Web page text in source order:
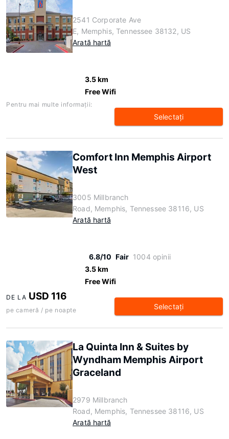
2541 Corporate Ave
E, Memphis, Tennessee 38132, US
Arată hartă
3.5 km
Free Wifi
Pentru mai multe informaţii:
Selectaţi
Comfort Inn Memphis Airport
West
3005 Millbranch
Road, Memphis, Tennessee 38116, US
Arată hartă
6.8/10 Fair 1004 opinii
3.5 km
Free Wifi
DE LA USD 116
pe cameră / pe noapte Selectaţi
La Quinta Inn & Suites by
Wyndham Memphis Airport
Graceland
2979 Millbranch
Road, Memphis, Tennessee 38116, US
Arată hartă